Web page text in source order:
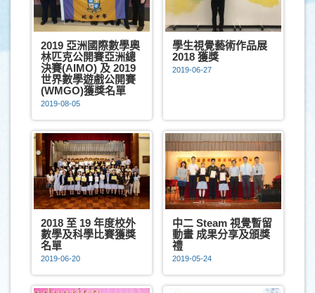
2019 亞洲國際數學奧
林匹克公開賽亞洲總
決賽(AIMO) 及 2019
世界數學遊戲公開賽
(WMGO)獲獎名單
2019-08-05
學生視覺藝術作品展
2018 獲獎
2019-06-27
2018 至 19 年度校外
數學及科學比賽獲獎
名單
2019-06-20
中二 Steam 視覺暫留
動畫 成果分享及頒獎
禮
2019-05-24